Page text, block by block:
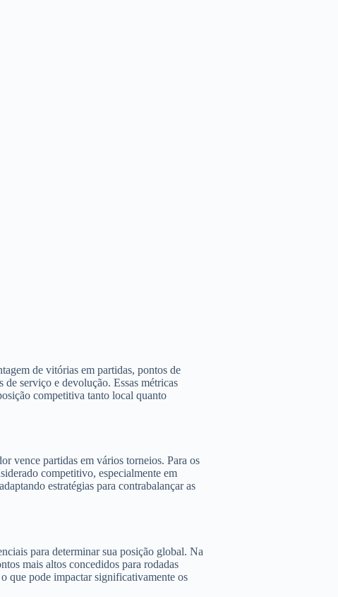
de vitórias em partidas, pontos de
serviço e devolução. Essas métricas
competitiva tanto local quanto
vence partidas em vários torneios. Para os
competitivo, especialmente em
estratégias para contrabalançar as
para determinar sua posição global. Na
mais altos concedidos para rodadas
que pode impactar significativamente os